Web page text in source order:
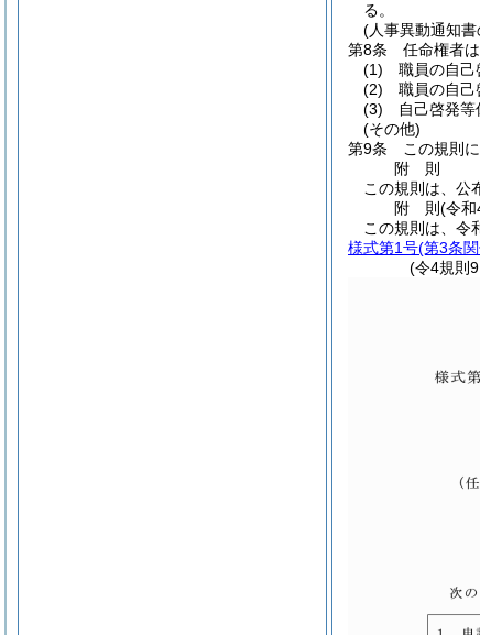
る。
(人事異動通知書
第8条
任命権者
(1)
職員の自己
(2)
職員の自己
(3)
自己啓発
(その他)
第9条
この規則
附 則
この規則は、公
附 則(令
この規則は、令
様式第1号(第3条
(令4規則